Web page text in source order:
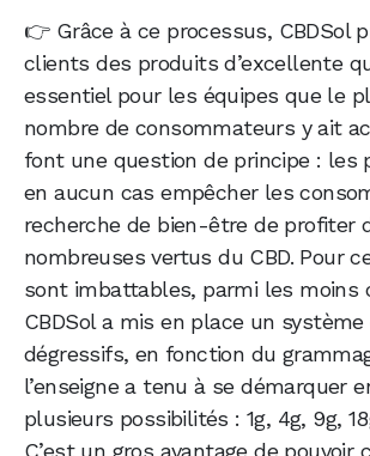
👉 Grâce à ce processus, CBDSol
clients des produits d’excellente
essentiel pour les équipes que le
nombre de consommateurs y ait
font une question de principe : les
en aucun cas empêcher les
recherche de bien-être de profiter
nombreuses vertus du CBD. Pour
sont imbattables, parmi les moins
CBDSol a mis en place un
dégressifs, en fonction du
l’enseigne a tenu à se démarquer
plusieurs possibilités : 1g, 4g, 9g,
C’est un gros avantage de pouvoir